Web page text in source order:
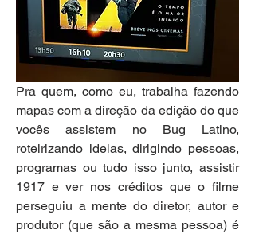
Pra quem, como eu, trabalha fazendo
mapas com a direção da edição do que
vocês assistem no Bug Latino,
roteirizando ideias, dirigindo pessoas,
programas ou tudo isso junto, assistir
1917 e ver nos créditos que o filme
perseguiu a mente do diretor, autor e
produtor (que são a mesma pessoa) é